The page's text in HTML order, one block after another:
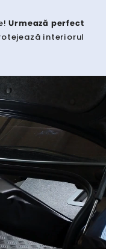
Urmează perfect
interiorul